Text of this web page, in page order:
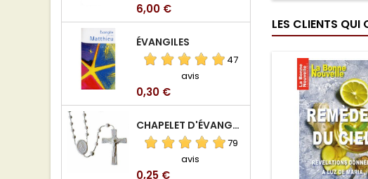
Prix
6,00 €
ÉVANGILES
47
avis
Prix
0,30 €
CHAPELET D'ÉVANGÉLISATION
79
avis
Prix
0,25 €
LES CLIENTS QUI